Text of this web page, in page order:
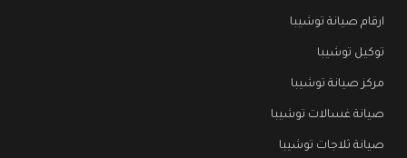
ارقام صيانة توشيبا
توكيل توشيبا
مركز صيانة توشيبا
صيانة غسالات توشيبا
صيانة ثلاجات توشيبا